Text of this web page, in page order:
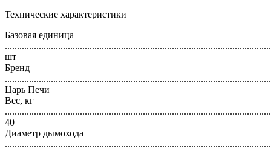
Технические характеристики
Базовая единица
шт
Бренд
Царь Печи
Вес, кг
40
Диаметр дымохода